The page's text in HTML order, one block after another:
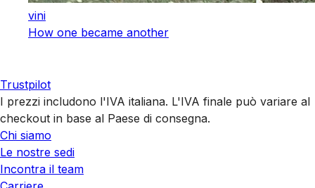
vini
How one became another
Trustpilot
I prezzi includono l'IVA italiana. L'IVA finale può variare al
checkout in base al Paese di consegna.
Chi siamo
Le nostre sedi
Incontra il team